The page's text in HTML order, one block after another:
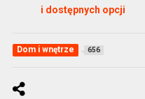
i dostępnych opcji
Dom i wnętrze 656